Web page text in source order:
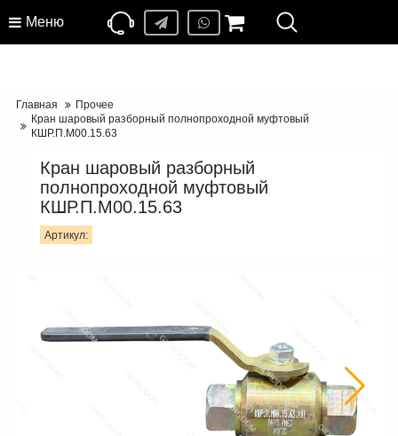
Меню
Главная
Прочее
Кран шаровый разборный полнопроходной муфтовый
КШР.П.М00.15.63
Кран шаровый разборный
полнопроходной муфтовый
КШР.П.М00.15.63
Артикул: